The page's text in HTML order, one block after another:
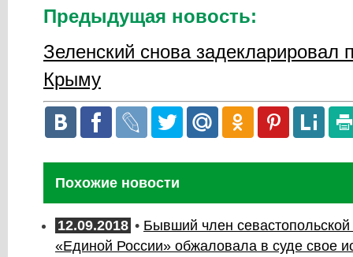
Предыдущая новость:
Зеленский снова задекларировал
Крыму
Похожие новости
12.09.2018 • Бывший член севастопольской
«Единой России» обжаловала в суде свое